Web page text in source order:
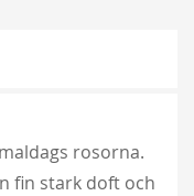
rosorna.
fin stark doft och